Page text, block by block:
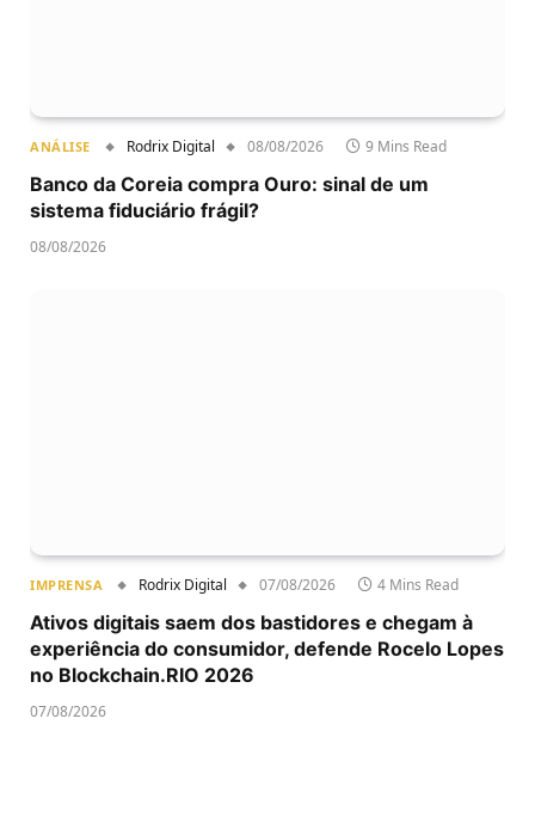
ANÁLISE Rodrix Digital 08/08/2026 9 Mins Read
Banco da Coreia compra Ouro: sinal de um
sistema fiduciário frágil?
08/08/2026
IMPRENSA Rodrix Digital 07/08/2026 4 Mins Read
Ativos digitais saem dos bastidores e chegam à
experiência do consumidor, defende Rocelo Lopes
no Blockchain.RIO 2026
07/08/2026